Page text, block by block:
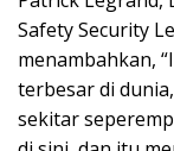
Safety Security
menambahkan,
terbesar di
sekitar